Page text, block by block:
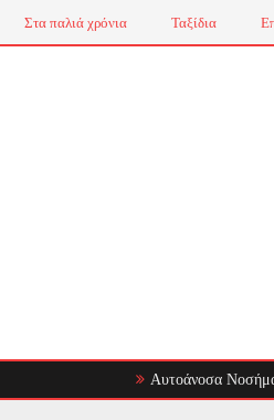
Στα παλιά χρόνια Ταξίδια
Αυτοάνοσα Νοσήματα: